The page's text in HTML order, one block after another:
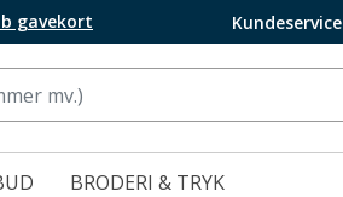
gavekort Kundeservice
BRODERI & TRYK